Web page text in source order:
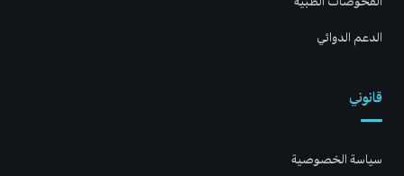
الدعم الدوائي
قانوني
سياسة الخصوصية